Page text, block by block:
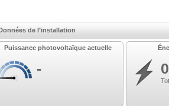
de l’installation
Puissance photovoltaïque actuelle
- 0